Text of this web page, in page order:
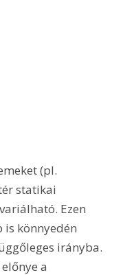
(pl.
statikai
Ezen
is könnyedén
irányba.
a